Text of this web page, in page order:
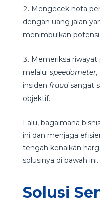
Mengecek nota
dengan uang jalan
menimbulkan
Memeriksa
melalui speedometer,
insiden fraudsangat
objektif.
Lalu, bagaimana
ini dan menjaga
tengah kenaikan
solusinya di bawah ini.
Solusi